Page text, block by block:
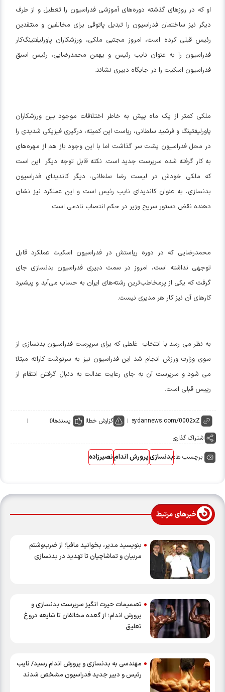
او که در روزهای گذشته دوره‌های آموزشی فدراسیون را تعطیل و از طرف
دیگر نیز ساختمان فدراسیون را تبدیل پاتوقی برای مخالفین و منتقدین
رئیس قبلی کرده است، امروز مجتبی ملکی، ورزشکاران پاورلیفتینگ‌کار
فدراسیون را به عنوان نایب رئیس و بهمن محمدرضایی، رئیس اسبق
فدراسیون اسکیت را در جایگاه دبیری نشاند.
ملکی کمتر از یک ماه پیش به خاطر اختلافات موجود بین ورزشکاران
پاورلیفتینگ و فرشید سلطانی، ریاست این کمیته، درگیری فیزیکی شدیدی را
در محل فدراسیون پشت سر گذاشت اما با این وجود باز هم از مهره‌های
به کار گرفته شده سرپرست جدید است. نکته قابل توجه دیگر این است
که ملکی خودش در لیست رضا سلطانی، دیگر کاندیدای فدراسیون
بدنسازی، به عنوان کاندیدای نایب رئیس است و این عملکرد نیز نشان
دهنده نقض دستور سریح وزیر در حکم انتصاب نادمی است.
محمدرضایی که در دوره ریاستش در فدراسیون اسکیت عملکرد قابل
توجهی نداشته است، امروز در سمت دبیری فدراسیون بدنسازی جای
گرفت که یکی از پرمخاطب‌ترین رشته‌های ایران به حساب می‌آید و پیشبرد
کارهای آن نیز کار هر مدیری نیست.
به نظر می رسد با انتخاب غلطی که برای سرپرست فدراسیون بدنسازی از
سوی وزارت ورزش انجام شد این فدراسیون نیز به سرنوشت کاراته مبتلا
می شود و سرپرست آن به جای رعایت عدالت به دنبال گرفتن انتقام از
رییس قبلی است.
گزارش خطا پسندها0
اشتراک گذاری
برچسب ها:بدنسازیپرورش اندامنصیرزاده
خبرهای مرتبط
بنویسید مدیر، بخوانید مافیا؛ از ضرب‌وشتم
مربیان و تماشاچیان تا تهدید در بدنسازی
تصمیمات حیرت انگیز سرپرست بدنسازی و
پرورش اندام؛ از گعده مخالفان تا شایعه دروغ
تعلیق
مهندسی به بدنسازی و پرورش اندام رسید/ نایب
رئیس و دبیر جدید فدراسیون مشخص شدند